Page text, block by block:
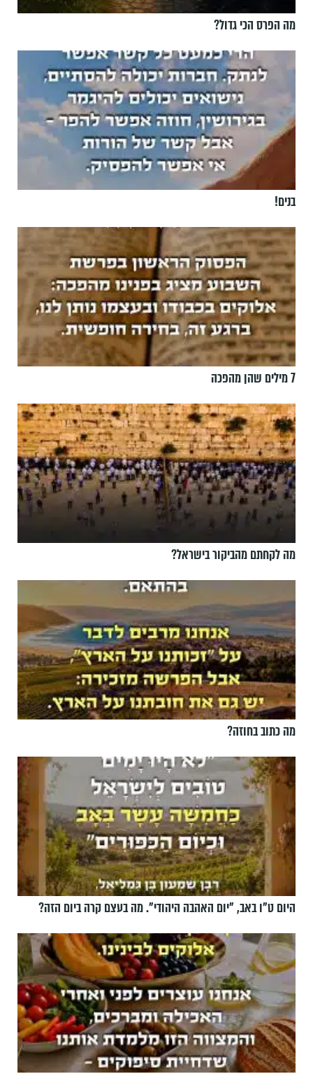
מה הפרס הכי גדול?
בנים!
7 מילים שהן מהפכה
מה לקחתם מהביקור בישראל?
מה כתוב בחוזה?
היום ט"ו באב, ”יום האהבה היהודי". מה בעצם קרה ביום הזה?